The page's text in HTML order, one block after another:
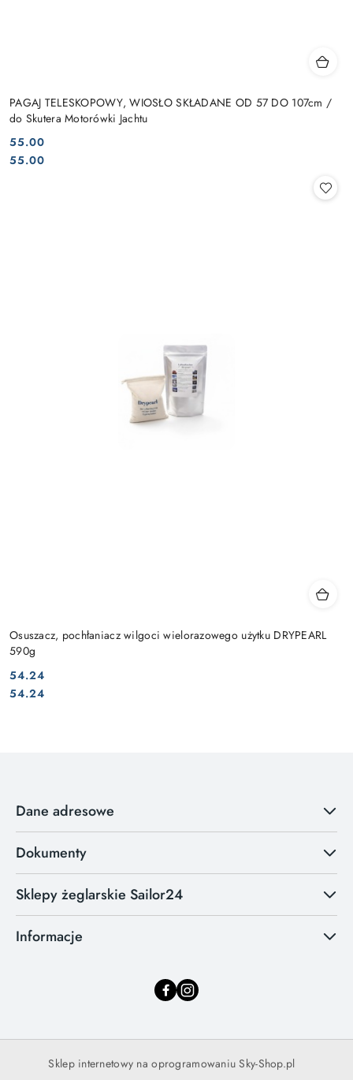
PAGAJ TELESKOPOWY, WIOSŁO SKŁADANE OD 57 DO 107cm /
do Skutera Motorówki Jachtu
Cena:
55.00
Cena:
55.00
Osuszacz, pochłaniacz wilgoci wielorazowego użytku DRYPEARL
590g
Cena:
54.24
Cena:
54.24
Dane adresowe
Dokumenty
Sklepy żeglarskie Sailor24
Informacje
Sklep internetowy na oprogramowaniu Sky-Shop.pl